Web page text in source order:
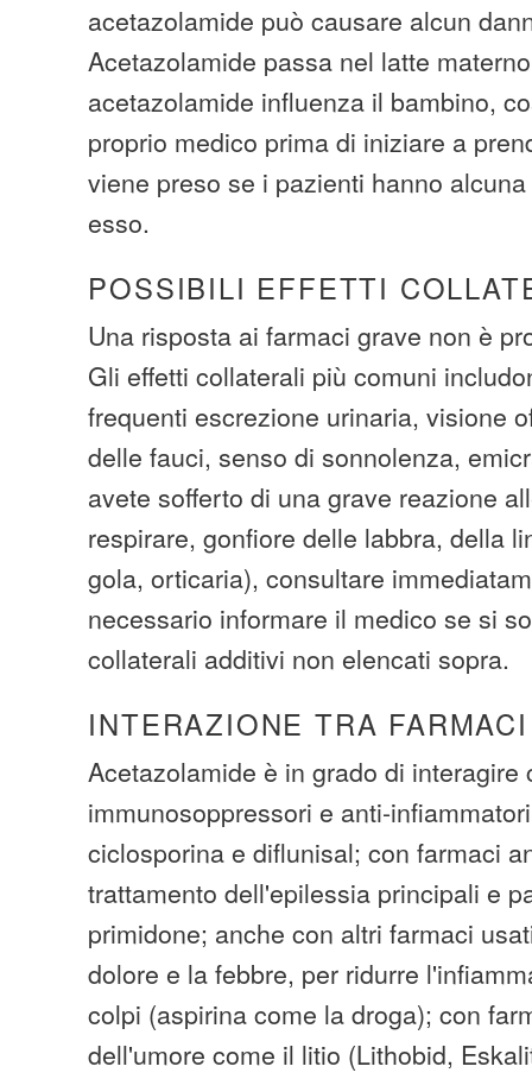
acetazolamide può causare alcun
Acetazolamide passa nel latte
acetazolamide influenza il bambino,
proprio medico prima di iniziare a
viene preso se i pazienti hanno
esso.
POSSIBILI EFFETTI
Una risposta ai farmaci grave non è
Gli effetti collaterali più comuni
frequenti escrezione urinaria, visione
delle fauci, senso di sonnolenza,
avete sofferto di una grave reazione
respirare, gonfiore delle labbra, della
gola, orticaria), consultare
necessario informare il medico se si
collaterali additivi non elencati sopra.
INTERAZIONE TRA FARMACI
Acetazolamide è in grado di interagire
immunosoppressori e anti-
ciclosporina e diflunisal; con farmaci
trattamento dell'epilessia principali e
primidone; anche con altri farmaci
dolore e la febbre, per ridurre
colpi (aspirina come la droga); con
dell'umore come il litio (Lithobid,